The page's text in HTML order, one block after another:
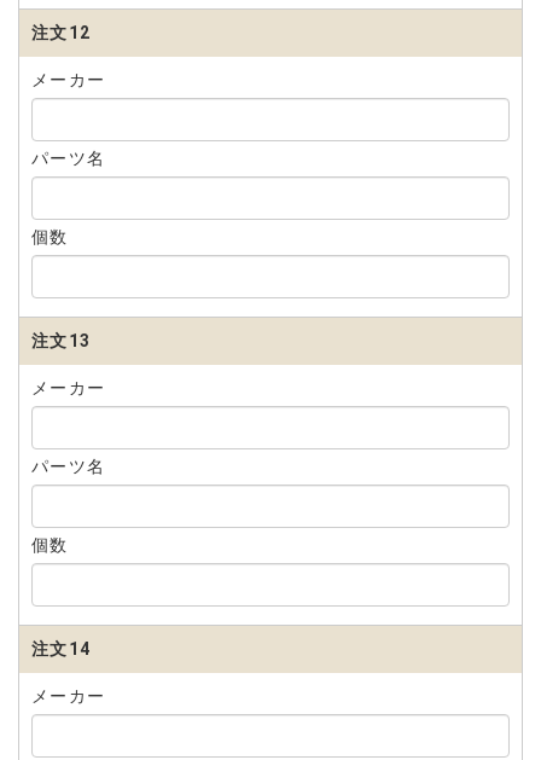
注文12
メーカー
パーツ名
個数
注文13
メーカー
パーツ名
個数
注文14
メーカー